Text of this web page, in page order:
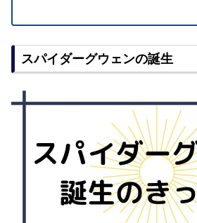
スパイダーグウェンの誕生